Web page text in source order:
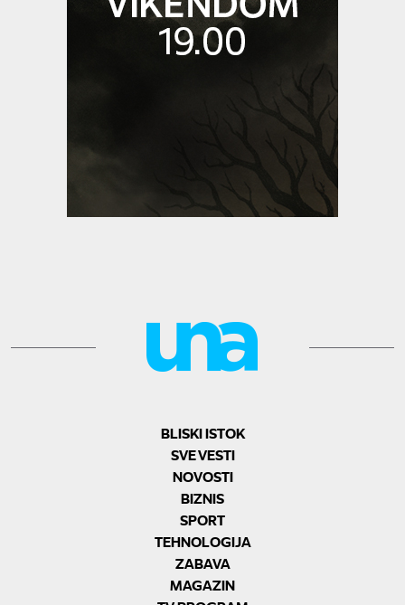
BLISKI ISTOK
SVE VESTI
NOVOSTI
BIZNIS
SPORT
TEHNOLOGIJA
ZABAVA
MAGAZIN